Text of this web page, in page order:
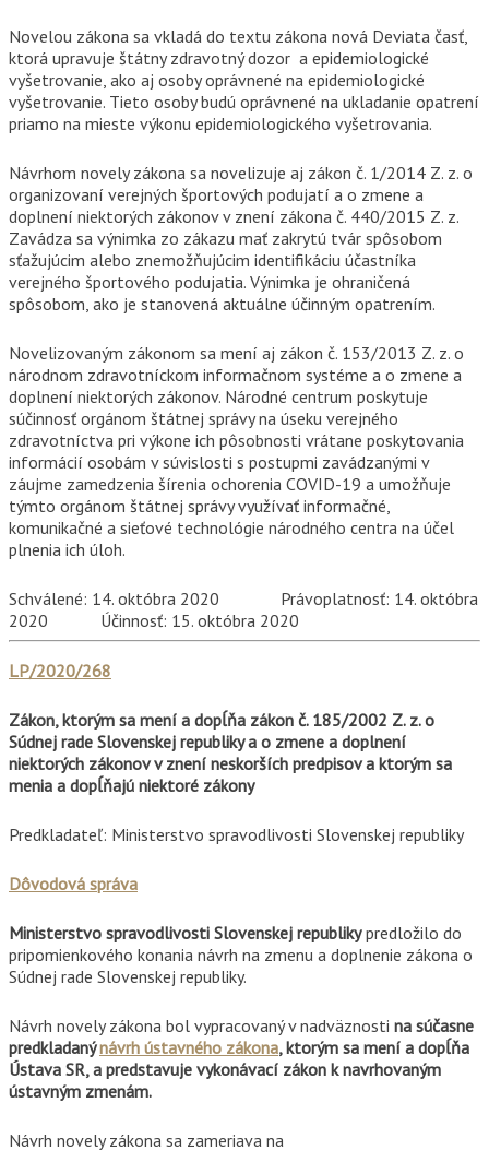
Novelou zákona sa vkladá do textu zákona nová Deviata časť,
ktorá upravuje štátny zdravotný dozor a epidemiologické
vyšetrovanie, ako aj osoby oprávnené na epidemiologické
vyšetrovanie. Tieto osoby budú oprávnené na ukladanie opatrení
priamo na mieste výkonu epidemiologického vyšetrovania.
Návrhom novely zákona sa novelizuje aj zákon č. 1/2014 Z. z. o
organizovaní verejných športových podujatí a o zmene a
doplnení niektorých zákonov v znení zákona č. 440/2015 Z. z.
Zavádza sa výnimka zo zákazu mať zakrytú tvár spôsobom
sťažujúcim alebo znemožňujúcim identifikáciu účastníka
verejného športového podujatia. Výnimka je ohraničená
spôsobom, ako je stanovená aktuálne účinným opatrením.
Novelizovaným zákonom sa mení aj zákon č. 153/2013 Z. z. o
národnom zdravotníckom informačnom systéme a o zmene a
doplnení niektorých zákonov. Národné centrum poskytuje
súčinnosť orgánom štátnej správy na úseku verejného
zdravotníctva pri výkone ich pôsobnosti vrátane poskytovania
informácií osobám v súvislosti s postupmi zavádzanými v
záujme zamedzenia šírenia ochorenia COVID-19 a umožňuje
týmto orgánom štátnej správy využívať informačné,
komunikačné a sieťové technológie národného centra na účel
plnenia ich úloh.
Schválené: 14. októbra 2020 Právoplatnosť: 14. októbra
2020 Účinnosť: 15. októbra 2020
LP/2020/268
Zákon, ktorým sa mení a dopĺňa zákon č. 185/2002 Z. z. o
Súdnej rade Slovenskej republiky a o zmene a doplnení
niektorých zákonov v znení neskorších predpisov a ktorým sa
menia a dopĺňajú niektoré zákony
Predkladateľ: Ministerstvo spravodlivosti Slovenskej republiky
Dôvodová správa
Ministerstvo spravodlivosti Slovenskej republikypredložilo do
pripomienkového konania návrh na zmenu a doplnenie zákona o
Súdnej rade Slovenskej republiky.
Návrh novely zákona bol vypracovaný v nadväznosti na súčasne
predkladanýnávrh ústavného zákona, ktorým sa mení a dopĺňa
Ústava SR, a predstavuje vykonávací zákon k navrhovaným
ústavným zmenám.
Návrh novely zákona sa zameriava na